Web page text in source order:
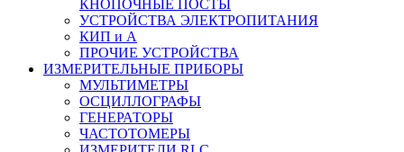
КНОПОЧНЫЕ ПОСТЫ
УСТРОЙСТВА ЭЛЕКТРОПИТАНИЯ
КИП и А
ПРОЧИЕ УСТРОЙСТВА
ИЗМЕРИТЕЛЬНЫЕ ПРИБОРЫ
МУЛЬТИМЕТРЫ
ОСЦИЛЛОГРАФЫ
ГЕНЕРАТОРЫ
ЧАСТОТОМЕРЫ